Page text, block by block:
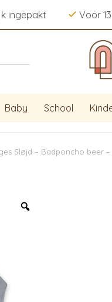
ingepakt Voor
Baby School
Sløjd – Badponcho beer –